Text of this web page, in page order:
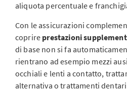
aliquota percentuale e
Con le assicurazioni
coprire prestazioni
di base non si fa
rientrano ad esempio mezzi
occhiali e lenti a contatto,
alternativa o trattamenti